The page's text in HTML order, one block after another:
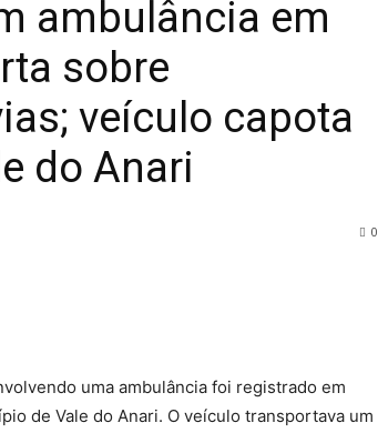
ambulância em
sobre
veículo capota
do Anari
0
uma ambulância foi registrado em
de Vale do Anari. O veículo transportava um